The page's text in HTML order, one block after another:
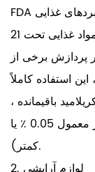
FDA استفاده از پلی آکریل آمید را در برخی از کاربردهای غذایی
با مواد غذایی تحت 21 CFR §173.5 مجاز می کند ، که اجازه می
پردازش برخی از
استفاده کاملاً
باقیمانده ،
که باید پایین تر از حد مشخص باشد (به طور معمول 0.05 ٪ یا
کمتر).